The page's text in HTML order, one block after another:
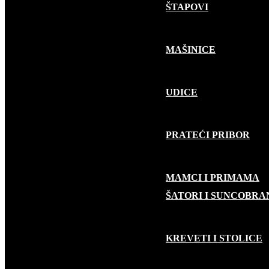
ŠTAPOVI
MAŠINICE
UDICE
PRATEĆI PRIBOR
MAMCI I PRIMAMA
KAMP OPREMA
ŠATORI I
KREVETI I STOLICE